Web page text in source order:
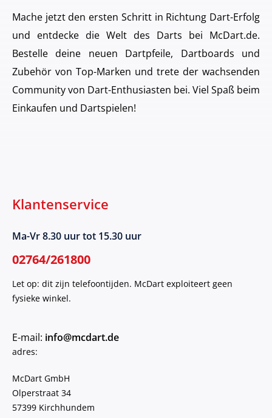
Mache jetzt den ersten Schritt in Richtung Dart-Erfolg
und entdecke die Welt des Darts bei McDart.de.
Bestelle deine neuen Dartpfeile, Dartboards und
Zubehör von Top-Marken und trete der wachsenden
Community von Dart-Enthusiasten bei. Viel Spaß beim
Einkaufen und Dartspielen!
Klantenservice
Ma-Vr 8.30 uur tot 15.30 uur
02764/261800
Let op: dit zijn telefoontijden. McDart exploiteert geen
fysieke winkel.
E-mail: info@mcdart.de
adres:
McDart GmbH
Olperstraat 34
57399 Kirchhundem